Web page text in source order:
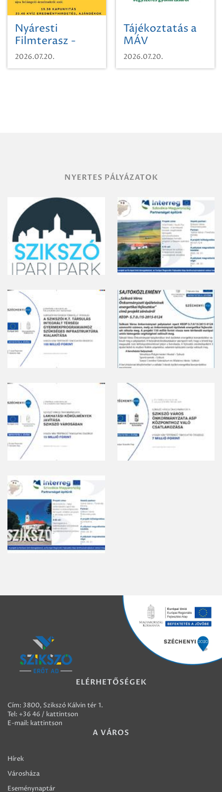
Nyáresti
Filmterasz -
Beugró a
Paradicsomba
2026.07.20.
Tájékoztatás a
MÁV
Pályaműködtetési
Zrt. Területi
2026.07.20.
NYERTES PÁLYÁZATOK
ELÉRHETŐSÉGEK
Cím: 3800, Szikszó Kálvin tér 1.
Tel: +36 46 / kattintson
E-mail: kattintson
A VÁROS
Hírek
Városháza
Eseménynaptár